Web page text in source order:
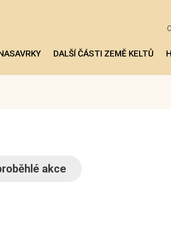
DALŠÍ ČÁSTI ZEMĚ KELTŮ
akce